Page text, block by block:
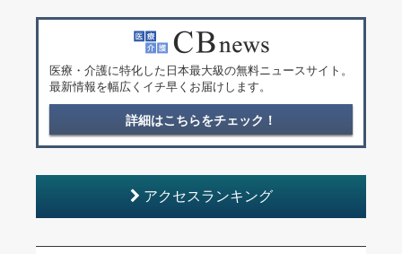
医療・介護に特化した日本最大級の無料ニュースサイト。
最新情報を幅広くイチ早くお届けします。
詳細はこちらをチェック！
アクセスランキング